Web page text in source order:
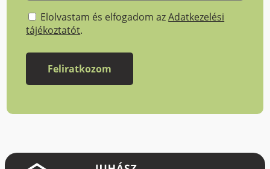
Elolvastam és elfogadom azAdatkezelési
tájékoztatót.